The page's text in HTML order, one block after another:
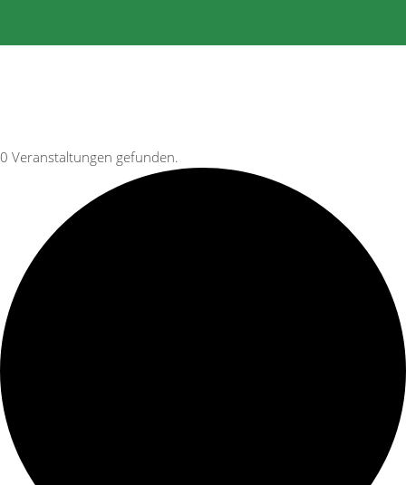
0 Veranstaltungen gefunden.